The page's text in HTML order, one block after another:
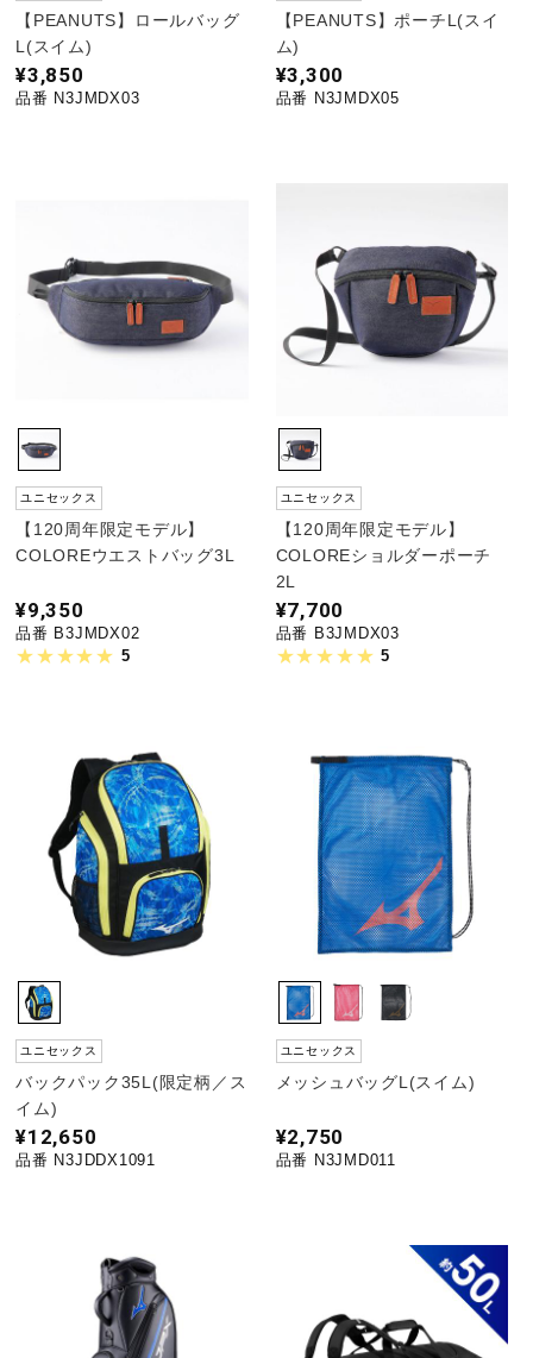
【PEANUTS】ロールバッグ
L(スイム)
¥3,850
品番 N3JMDX03
【PEANUTS】ポーチL(スイ
ム)
¥3,300
品番 N3JMDX05
ユニセックス
【120周年限定モデル】
COLOREウエストバッグ3L
¥9,350
品番 B3JMDX02
5
ユニセックス
【120周年限定モデル】
COLOREショルダーポーチ
2L
¥7,700
品番 B3JMDX03
5
ユニセックス
バックパック35L(限定柄／ス
イム)
¥12,650
品番 N3JDDX1091
ユニセックス
メッシュバッグL(スイム)
¥2,750
品番 N3JMD011